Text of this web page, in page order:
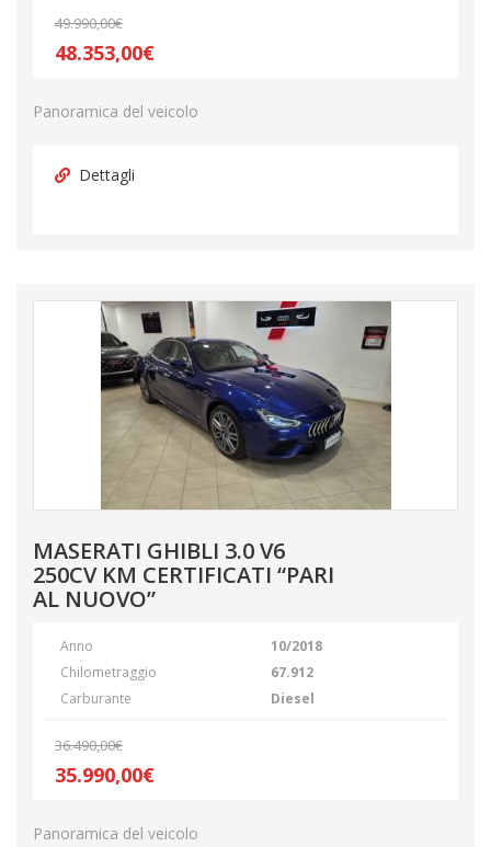
49.990,00€
48.353,00€
Panoramica del veicolo
Dettagli
MASERATI GHIBLI 3.0 V6
250CV KM CERTIFICATI “PARI
AL NUOVO”
Anno
10/2018
Chilometraggio
67.912
Carburante
Diesel
36.490,00€
35.990,00€
Panoramica del veicolo